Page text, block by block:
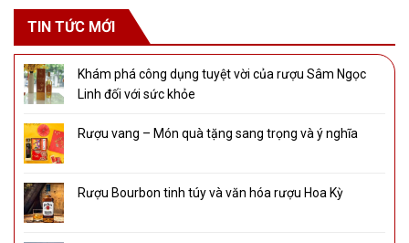
TIN TỨC MỚI
Khám phá công dụng tuyệt vời của rượu Sâm Ngọc
Linh đối với sức khỏe
Rượu vang – Món quà tặng sang trọng và ý nghĩa
Rượu Bourbon tinh túy và văn hóa rượu Hoa Kỳ